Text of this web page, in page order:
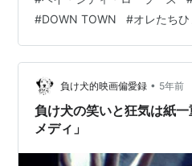
気だったんですってね！ 自分
後、、、ということになるん
かけは、やはり冒頭の曲でし
AーY の部分、印象的過ぎま
ィ・ローラーズ Bay City
A-T-…
#DOWN TOWN #オレたち
負け犬的映画偏愛録 • 5年前
負け犬の笑いと狂気は紙
メディ」